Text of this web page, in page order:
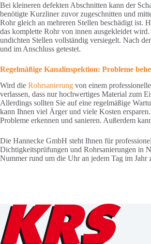
Bei kleineren defekten Abschnitten kann der
benötigte Kurzliner zuvor zugeschnitten und
Rohr gleich an mehreren Stellen beschädigt ist.
das komplette Rohr von innen ausgekleidet
undichten Stellen vollständig versiegelt. Nach
und im Anschluss getestet.
Regelmäßige Kanalinspektion: Probleme
Wird die Rohrsanierung von einem
verlassen, dass nur hochwertiges Material zum
Allerdings sollten Sie auf eine regelmäßige
kann Ihnen viel Ärger und viele Kosten
Probleme erkennen und sanieren. Außerdem
Die Hannecke GmbH steht Ihnen für
Dichtigkeitsprüfungen und Rohrsanierungen in
Nummer rund um die Uhr an jedem Tag im